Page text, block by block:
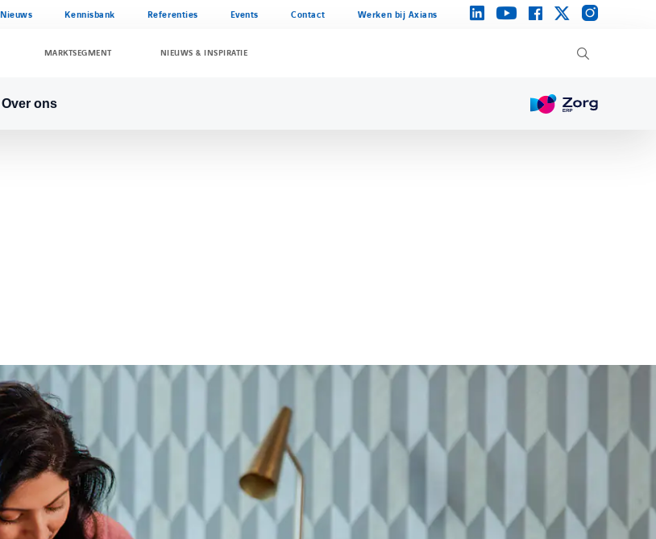
Nieuws Kennisbank Referenties Events Contact Werken bij Axians linkedinyoutubefacebooktwitterinstagram
MARKTSEGMENT NIEUWS & INSPIRATIE
Over ons